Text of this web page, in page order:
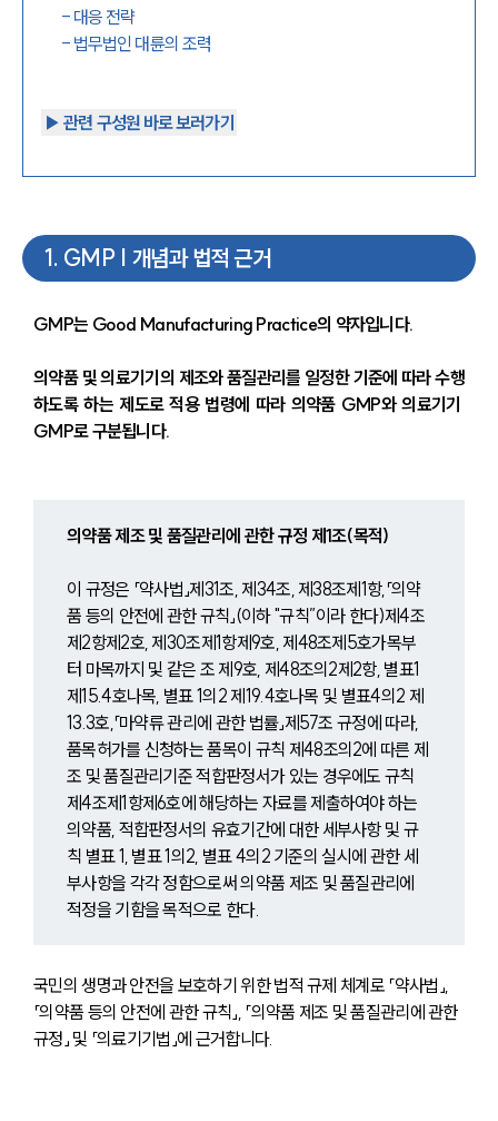
- 대응 전략
- 법무법인 대륜의 조력
▶︎ 관련 구성원 바로 보러가기
1. GMP | 개념과 법적 근거
GMP는 Good Manufacturing Practice의 약자입니다.
의약품 및 의료기기의 제조와 품질관리를 일정한 기준에 따라 수행
하도록 하는 제도로 적용 법령에 따라 의약품 GMP와 의료기기
GMP로 구분됩니다.
의약품 제조 및 품질관리에 관한 규정 제1조(목적)
이 규정은 「약사법」제31조, 제34조, 제38조제1항,「의약
품 등의 안전에 관한 규칙」(이하 "규칙”이라 한다)제4조
제2항제2호, 제30조제1항제9호, 제48조제5호가목부
터 마목까지 및 같은 조 제9호, 제48조의2제2항, 별표1
제15.4호나목, 별표 1의2 제19.4호나목 및 별표4의2 제
13.3호,「마약류 관리에 관한 법률」제57조 규정에 따라,
품목허가를 신청하는 품목이 규칙 제48조의2에 따른 제
조 및 품질관리기준 적합판정서가 있는 경우에도 규칙
제4조제1항제6호에 해당하는 자료를 제출하여야 하는
의약품, 적합판정서의 유효기간에 대한 세부사항 및 규
칙 별표 1, 별표 1의2, 별표 4의2 기준의 실시에 관한 세
부사항을 각각 정함으로써 의약품 제조 및 품질관리에
적정을 기함을 목적으로 한다.
국민의 생명과 안전을 보호하기 위한 법적 규제 체계로 「약사법」,
「의약품 등의 안전에 관한 규칙」, 「의약품 제조 및 품질관리에 관한
규정」 및 「의료기기법」에 근거합니다.